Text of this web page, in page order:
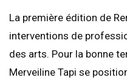
La première édition de
interventions de
des arts. Pour la bonne
Merveiline Tapi se